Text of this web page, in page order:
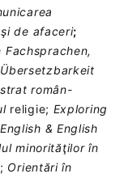
de afaceri;
român-
religie; Exploring
& English
minorităţilor în
; Orientări în